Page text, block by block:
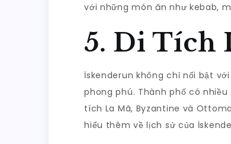
với những món ăn như kebab,
5. Di Tích
İskenderun không chỉ nổi bật
phong phú. Thành phố có
tích La Mã, Byzantine và
hiểu thêm về lịch sử của